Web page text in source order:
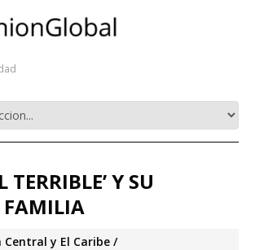
TERRIBLE’ Y SU
FAMILIA
Central y El Caribe